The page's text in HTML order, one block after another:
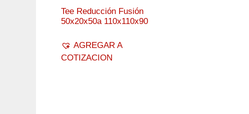
Tee Reducción Fusión
50x20x50a 110x110x90
AGREGAR A
COTIZACION